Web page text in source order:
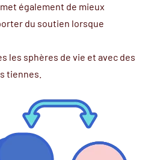
également de mieux
du soutien lorsque
les sphères de vie et avec des
tiennes.